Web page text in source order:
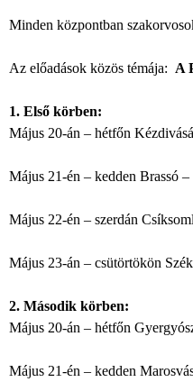
Minden központban
Az előadások közös témája: A
1. Első körben:
Május 20-án – hétfőn
Május 21-én – kedden Brassó
Május 22-én – szerdán
Május 23-án – csütörtökön
2. Második körben:
Május 20-án – hétfőn
Május 21-én – kedden